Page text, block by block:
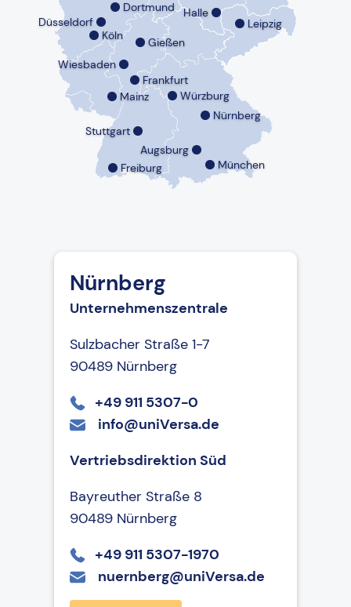
Nürnberg
Halle
Würzburg
Augsburg
München
Freiburg
Stuttgart
Mainz
Wiesbaden
Gießen
Köln
Düsseldorf
Dortmund
Leipzig
Frankfurt
Nürnberg
Unternehmenszentrale
Sulzbacher Straße 1-7
90489 Nürnberg
+49 911 5307-0
info@uniVersa.de
Vertriebsdirektion Süd
Bayreuther Straße 8
90489 Nürnberg
+49 911 5307-1970
nuernberg@uniVersa.de